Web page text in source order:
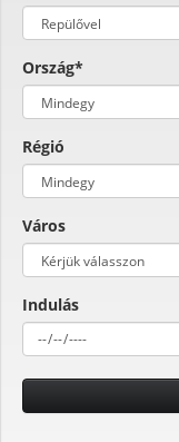
Ország*
Régió
Város
Indulás